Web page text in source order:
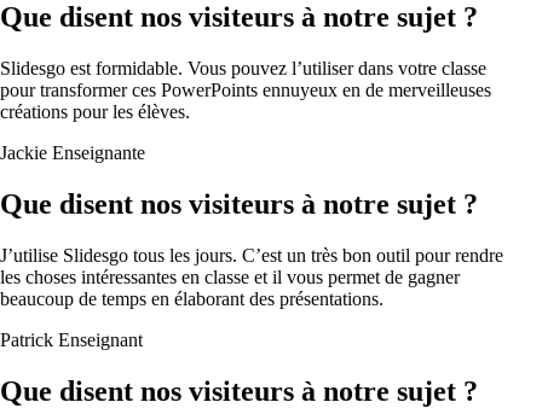
Que disent nos visiteurs à notre sujet ?
Slidesgo est formidable. Vous pouvez l’utiliser dans votre classe
pour transformer ces PowerPoints ennuyeux en de merveilleuses
créations pour les élèves.
Jackie Enseignante
Que disent nos visiteurs à notre sujet ?
J’utilise Slidesgo tous les jours. C’est un très bon outil pour rendre
les choses intéressantes en classe et il vous permet de gagner
beaucoup de temps en élaborant des présentations.
Patrick Enseignant
Que disent nos visiteurs à notre sujet ?